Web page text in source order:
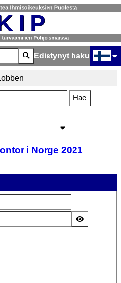
characters for results.
Edistynyt haku
Hae
i Norge 2021